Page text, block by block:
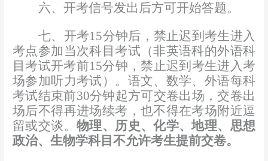
六、开考信号发出后方可开始答题。
七、开考15分钟后，禁止迟到考生进入
考点参加当次科目考试（非英语科的外语科
目考试开考前15分钟 ，禁止迟到考生进入考
场参加听力考试 ）。语文、数学、外语每科
考试结束前30分钟起方可交卷出场，交卷出
场后不得再进场续考，也不得在考场附近逗
留或交谈。 物理、历史、化学、地理、思想
政治、生物学科目不允许考生提前交卷。